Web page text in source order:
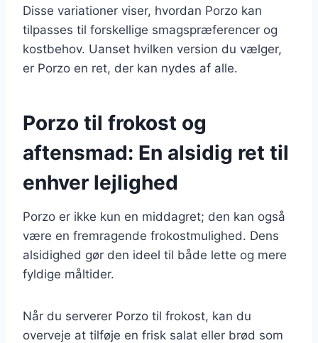
Disse variationer viser, hvordan Porzo kan
tilpasses til forskellige smagspræferencer og
kostbehov. Uanset hvilken version du vælger,
er Porzo en ret, der kan nydes af alle.
Porzo til frokost og
aftensmad: En alsidig ret til
enhver lejlighed
Porzo er ikke kun en middagret; den kan også
være en fremragende frokostmulighed. Dens
alsidighed gør den ideel til både lette og mere
fyldige måltider.
Når du serverer Porzo til frokost, kan du
overveje at tilføje en frisk salat eller brød som